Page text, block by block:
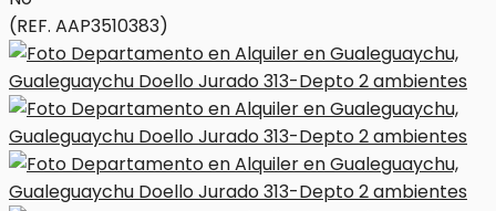
(REF. AAP3510383)